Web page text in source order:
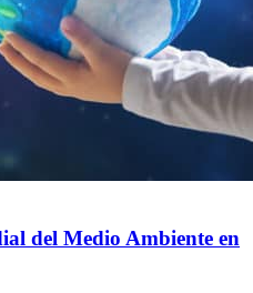
del Medio Ambiente en